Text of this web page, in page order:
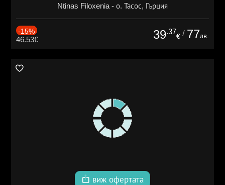
Ntinas Filoxenia - о. Тасос, Гърция
-15%
46.53€ 39.37
€ / 77лв.
виж офертата